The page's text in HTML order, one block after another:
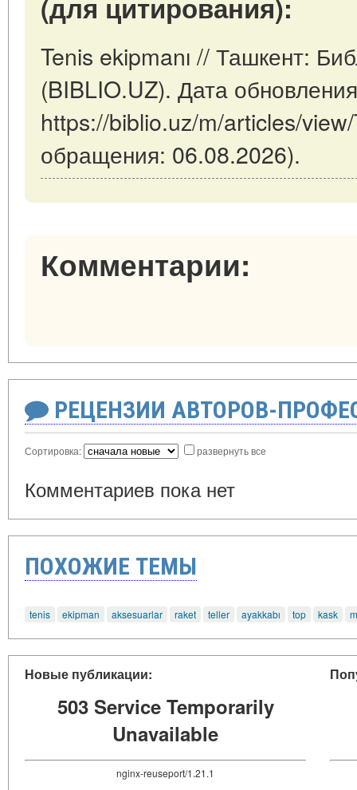
Tenis ekipmanı // Ташкент:
(BIBLIO.UZ). Дата
https://biblio.uz/m/articles/
обращения: 06.08.2026).
Комментарии:
РЕЦЕНЗИИ АВТОРОВ-
Сортировка: развернуть все
Комментариев пока нет
ПОХОЖИЕ ТЕМЫ
tenis ekipman aksesuarlar raket teller ayakkabı top kask
Новые публикации:
503 Service Temporarily
Unavailable
nginx-reuseport/1.21.1